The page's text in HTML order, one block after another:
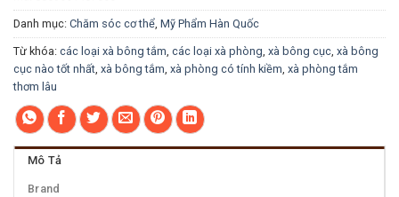
Danh mục: Chăm sóc cơ thể, Mỹ Phẩm Hàn Quốc
Từ khóa: các loại xà bông tắm, các loại xà phòng, xà bông cục, xà bông
cục nào tốt nhất, xà bông tắm, xà phòng có tính kiềm, xà phòng tắm
thơm lâu
Mô Tả
Brand